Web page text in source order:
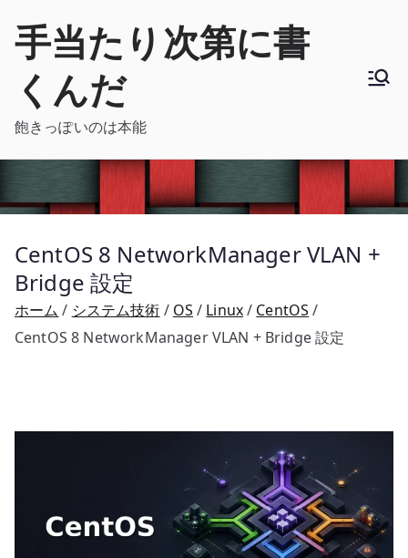
手当たり次第に書
くんだ
飽きっぽいのは本能
CentOS 8 NetworkManager VLAN +
Bridge 設定
ホーム システム技術 OS Linux
CentOS
CentOS 8 NetworkManager VLAN + Bridge 設定